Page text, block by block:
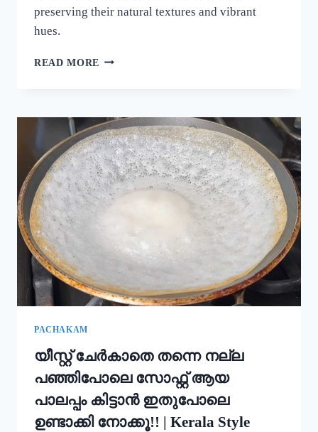
preserving their natural textures and vibrant
hues.
READ MORE ഈ
ചേർത്താൽ
അവിയൽ
കിടിലൻ
രുചിയാകും;
ഓണം
സദ്യ
അവിയൽ
ഉണ്ടാക്കൂ!
SADHYA
SPECIAL
PACHAKAM
യീസ്റ്റ് ചേർകാതെ തന്നെ നല്ല
പഞ്ഞിപോലെ സോഫ്റ്റ് ആയ
പാലപ്പം കിട്ടാൻ ഇതുപോലെ
ഉണ്ടാക്കി നോക്കൂ!! | Kerala Style